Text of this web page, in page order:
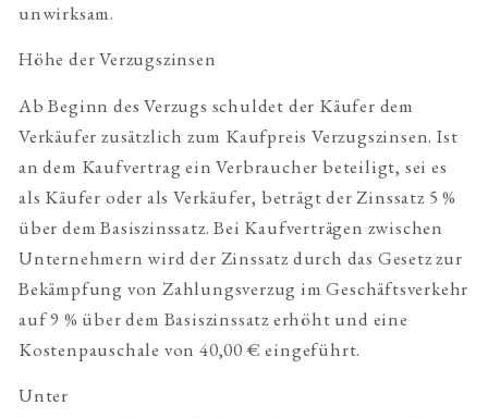
unwirksam.
Höhe der Verzugszinsen
Ab Beginn des Verzugs schuldet der Käufer dem
Verkäufer zusätzlich zum Kaufpreis Verzugszinsen. Ist
an dem Kaufvertrag ein Verbraucher beteiligt, sei es
als Käufer oder als Verkäufer, beträgt der Zinssatz 5 %
über dem Basiszinssatz. Bei Kaufverträgen zwischen
Unternehmern wird der Zinssatz durch das Gesetz zur
Bekämpfung von Zahlungsverzug im Geschäftsverkehr
auf 9 % über dem Basiszinssatz erhöht und eine
Kostenpauschale von 40,00 € eingeführt.
Unter